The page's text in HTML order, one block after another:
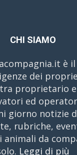
CHI SIAMO
è
dei
proprietario
ed
giorno notizie
rubriche,
da
Leggi di più